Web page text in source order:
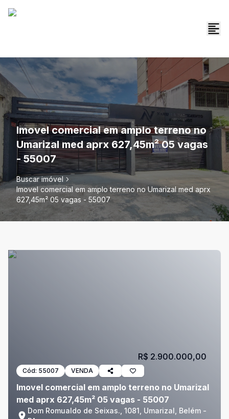
Imovel comercial em amplo terreno no
Umarizal med aprx 627,45m² 05 vagas
- 55007
Buscar imóvel
Imovel comercial em amplo terreno no Umarizal med aprx
627,45m² 05 vagas - 55007
Cód: 55007 VENDA
Imovel comercial em amplo terreno no Umarizal
med aprx 627,45m² 05 vagas - 55007
Dom Romualdo de Seixas., 1081, Umarizal, Belém -
R$ 2.900.000,00